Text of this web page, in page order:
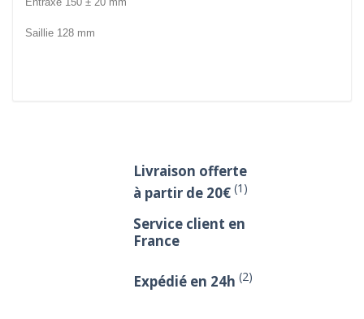
Saillie 128 mm
Livraison offerte
à partir de 20€ (1)
Service client en
France
Expédié en 24h (2)